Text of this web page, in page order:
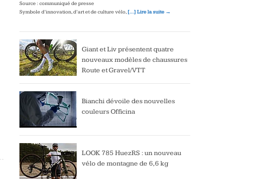
Source : communiqué de presse
Symbole d’innovation, d’art et de culture vélo, […] Lire la suite →
Giant et Liv présentent quatre
nouveaux modèles de chaussures
Route et Gravel/VTT
Bianchi dévoile des nouvelles
couleurs Officina
LOOK 785 HuezRS : un nouveau
vélo de montagne de 6,6 kg